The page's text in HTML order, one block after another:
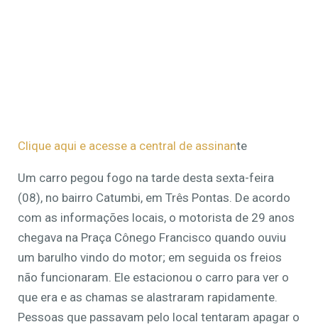
Clique aqui e acesse a central de assinante
Um carro pegou fogo na tarde desta sexta-feira
(08), no bairro Catumbi, em Três Pontas. De acordo
com as informações locais, o motorista de 29 anos
chegava na Praça Cônego Francisco quando ouviu
um barulho vindo do motor; em seguida os freios
não funcionaram. Ele estacionou o carro para ver o
que era e as chamas se alastraram rapidamente.
Pessoas que passavam pelo local tentaram apagar o